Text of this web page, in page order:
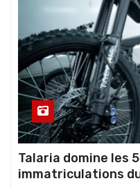
Talaria domine les
immatriculations